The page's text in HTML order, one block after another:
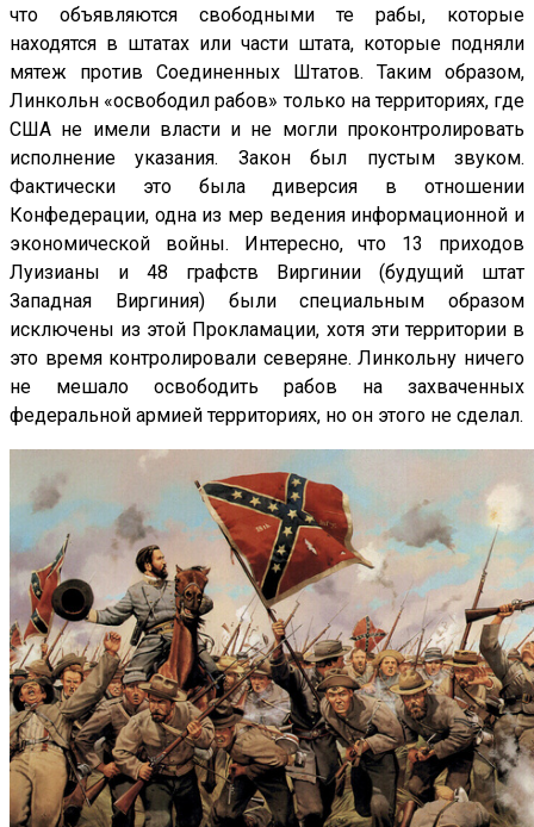
что объявляются свободными те рабы, которые
находятся в штатах или части штата, которые подняли
мятеж против Соединенных Штатов. Таким образом,
Линкольн «освободил рабов» только на территориях, где
США не имели власти и не могли проконтролировать
исполнение указания. Закон был пустым звуком.
Фактически это была диверсия в отношении
Конфедерации, одна из мер ведения информационной и
экономической войны. Интересно, что 13 приходов
Луизианы и 48 графств Виргинии (будущий штат
Западная Виргиния) были специальным образом
исключены из этой Прокламации, хотя эти территории в
это время контролировали северяне. Линкольну ничего
не мешало освободить рабов на захваченных
федеральной армией территориях, но он этого не сделал.